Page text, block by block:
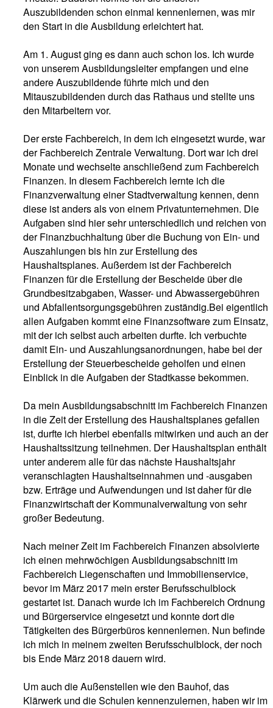
Auszubildenden schon einmal kennenlernen, was mir
den Start in die Ausbildung erleichtert hat.
Am 1. August ging es dann auch schon los. Ich wurde
von unserem Ausbildungsleiter empfangen und eine
andere Auszubildende führte mich und den
Mitauszubildenden durch das Rathaus und stellte uns
den Mitarbeitern vor.
Der erste Fachbereich, in dem ich eingesetzt wurde, war
der Fachbereich Zentrale Verwaltung. Dort war ich drei
Monate und wechselte anschließend zum Fachbereich
Finanzen. In diesem Fachbereich lernte ich die
Finanzverwaltung einer Stadtverwaltung kennen, denn
diese ist anders als von einem Privatunternehmen. Die
Aufgaben sind hier sehr unterschiedlich und reichen von
der Finanzbuchhaltung über die Buchung von Ein- und
Auszahlungen bis hin zur Erstellung des
Haushaltsplanes. Außerdem ist der Fachbereich
Finanzen für die Erstellung der Bescheide über die
Grundbesitzabgaben, Wasser- und Abwassergebühren
und Abfallentsorgungsgebühren zuständig.Bei eigentlich
allen Aufgaben kommt eine Finanzsoftware zum Einsatz,
mit der ich selbst auch arbeiten durfte. Ich verbuchte
damit Ein- und Auszahlungsanordnungen, habe bei der
Erstellung der Steuerbescheide geholfen und einen
Einblick in die Aufgaben der Stadtkasse bekommen.
Da mein Ausbildungsabschnitt im Fachbereich Finanzen
in die Zeit der Erstellung des Haushaltsplanes gefallen
ist, durfte ich hierbei ebenfalls mitwirken und auch an der
Haushaltssitzung teilnehmen. Der Haushaltsplan enthält
unter anderem alle für das nächste Haushaltsjahr
veranschlagten Haushaltseinnahmen und -ausgaben
bzw. Erträge und Aufwendungen und ist daher für die
Finanzwirtschaft der Kommunalverwaltung von sehr
großer Bedeutung.
Nach meiner Zeit im Fachbereich Finanzen absolvierte
ich einen mehrwöchigen Ausbildungsabschnitt im
Fachbereich Liegenschaften und Immobilienservice,
bevor im März 2017 mein erster Berufsschulblock
gestartet ist. Danach wurde ich im Fachbereich Ordnung
und Bürgerservice eingesetzt und konnte dort die
Tätigkeiten des Bürgerbüros kennenlernen. Nun befinde
ich mich in meinem zweiten Berufsschulblock, der noch
bis Ende März 2018 dauern wird.
Um auch die Außenstellen wie den Bauhof, das
Klärwerk und die Schulen kennenzulernen, haben wir im